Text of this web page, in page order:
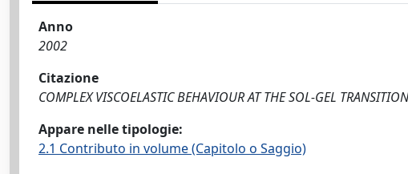
Anno
2002
Citazione
COMPLEX VISCOELASTIC BEHAVIOUR AT THE SOL-GEL
Appare nelle tipologie:
2.1 Contributo in volume (Capitolo o Saggio)